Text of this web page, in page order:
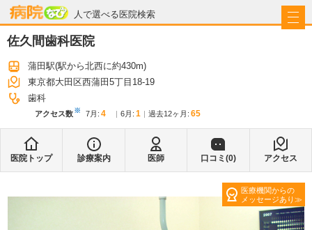
人で選べる医院検索
病院なび
佐久間歯科医院
蒲田駅(駅から北西に約430m)
東京都大田区西蒲田5丁目18-19
歯科
アクセス数※ 7月 : 4 6月 : 1 過去12ヶ月: 65
医院トップ 診療案内 医師 口コミ(0) アクセス
医療機関からの
メッセージあり